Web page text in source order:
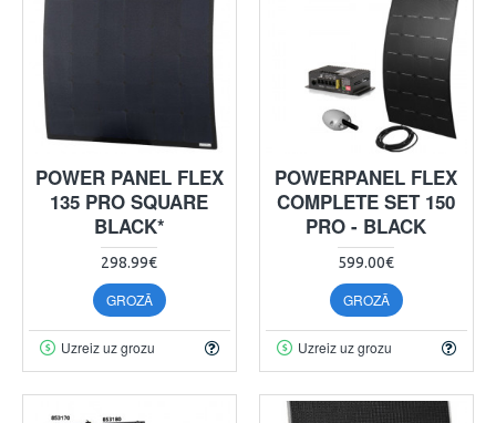
POWER PANEL FLEX
135 PRO SQUARE
BLACK*
298.99€
GROZĀ
Uzreiz uz grozu
POWERPANEL FLEX
COMPLETE SET 150
PRO - BLACK
599.00€
GROZĀ
Uzreiz uz grozu